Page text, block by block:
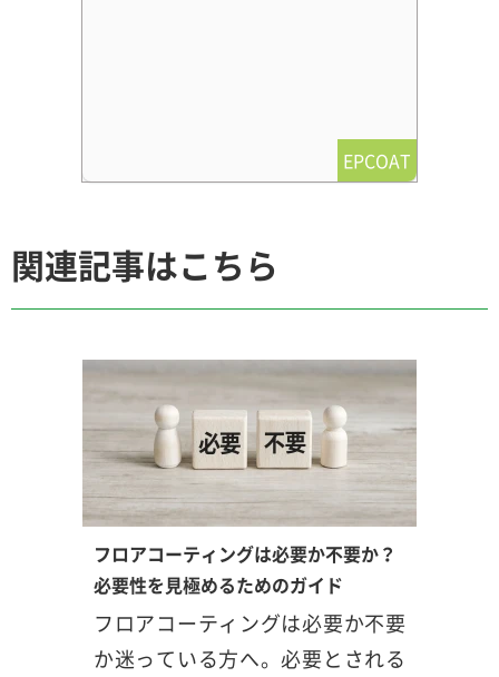
EPCOAT
関連記事はこちら
フロアコーティングは必要か不要か？
必要性を見極めるためのガイド
フロアコーティングは必要か不要
か迷っている方へ。必要とされる